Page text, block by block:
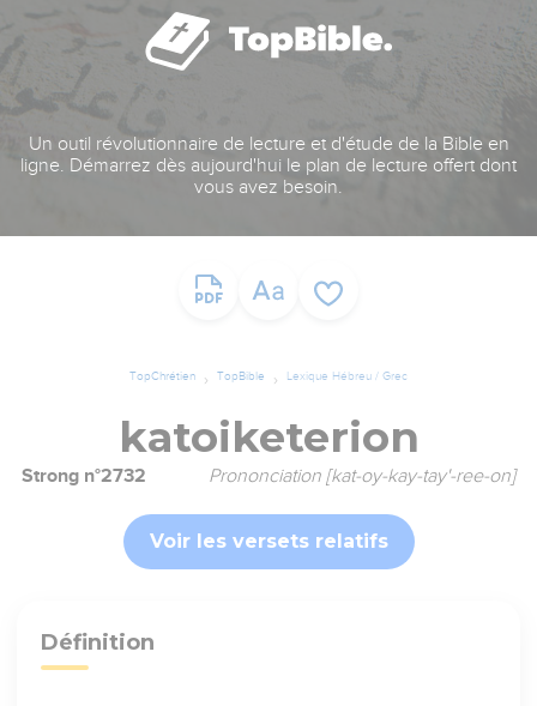
Un outil révolutionnaire de lecture et d'étude de la Bible en
ligne. Démarrez dès aujourd'hui le plan de lecture offert dont
vous avez besoin.
TopChrétien TopBible Lexique Hébreu / Grec
katoiketerion
Strong n°2732 Prononciation [kat-oy-kay-tay'-ree-on]
Voir les versets relatifs
Définition